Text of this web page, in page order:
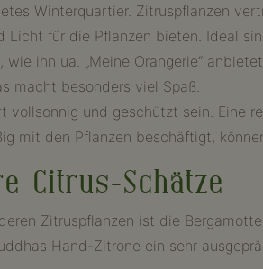
Winterquartier. Zitruspflanzen
Licht für die Pflanzen bieten. Ideal
wie ihn ua. „Meine Orangerie“
macht besonders viel Spaß.
vollsonnig und geschützt sein. Eine
mit den Pflanzen beschäftigt,
Citrus-Schätze
Zitruspflanzen ist die
Hand-Zitrone ein sehr